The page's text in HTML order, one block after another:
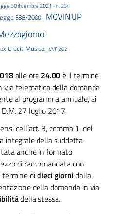
30 dicembre 2021 - n. 234
388/2000 MOVIN'UP
Credit Musica VVF 2021
alle ore 24.00è il termine
via telematica della domanda
al programma annuale, ai
27 luglio 2017.
dell’art. 3, comma 1, del
integrale della suddetta
anche in formato
di raccomandata con
termine didieci giorni dalla
della domanda in via
della stessa.